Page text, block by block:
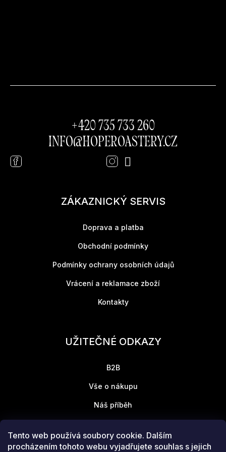
Tento web používá soubory cookie. Dalším
procházením tohoto webu vyjadřujete souhlas s jejich
INFO@HOPEROASTERY.CZ
+420 735 733 260
ZÁKAZNICKÝ SERVIS
Doprava a platba
Obchodní podmínky
Podmínky ochrany osobních údajů
Vrácení a reklamace zboží
Kontakty
UŽITEČNÉ ODKAZY
B2B
Vše o nákupu
Náš příběh
Přijímáme online platby